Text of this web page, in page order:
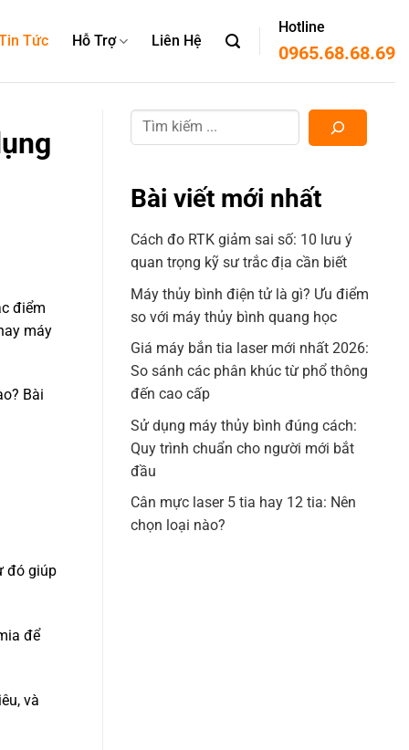
Tức Hỗ Trợ Liên Hệ
Hotline
0965.68.68.69
điểm
máy
Bài
đó giúp
để
và
Bài viết mới nhất
Cách đo RTK giảm sai số: 10 lưu ý
quan trọng kỹ sư trắc địa cần biết
Máy thủy bình điện tử là gì? Ưu điểm
so với máy thủy bình quang học
Giá máy bắn tia laser mới nhất 2026:
So sánh các phân khúc từ phổ thông
đến cao cấp
Sử dụng máy thủy bình đúng cách:
Quy trình chuẩn cho người mới bắt
đầu
Cân mực laser 5 tia hay 12 tia: Nên
chọn loại nào?